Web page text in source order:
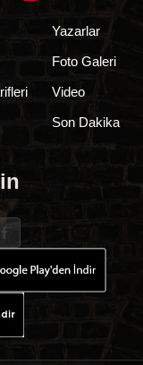
Yazarlar
Foto Galeri
Video
Son Dakika